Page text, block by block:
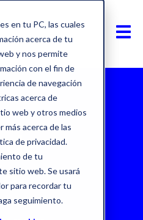
en tu PC, las cuales
acerca de tu
y nos permite
con el fin de
de navegación
acerca de
web y otros medios
más acerca de las
de privacidad.
de tu
sitio web. Se usará
para recordar tu
seguimiento.